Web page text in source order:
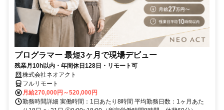
プログラマー 最短3ヶ月で現場デビュー
残業月10h以内・年間休日128日・リモート可
株式会社ネオアクト
フルリモート
月給270,000円～520,000円
勤務時間詳細 実働時間：1日あたり8時間 平均勤務日数：1ヶ月あた